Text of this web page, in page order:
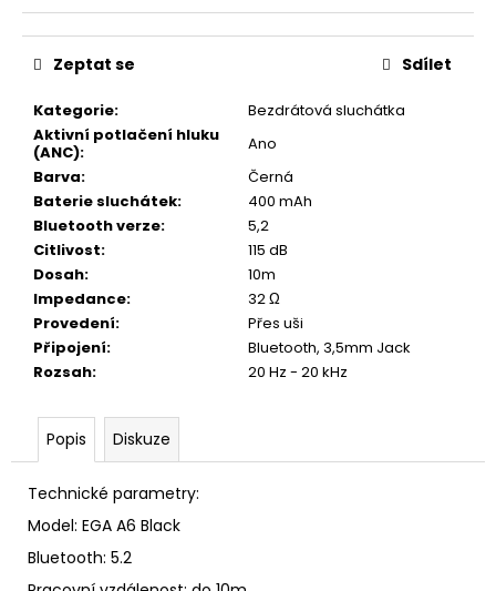
Kategorie:
Bezdrátová sluchátka
Aktivní potlačení hluku
(ANC):
Ano
Barva:
Černá
Baterie sluchátek:
400 mAh
Bluetooth verze:
5,2
Citlivost:
115 dB
Dosah:
10m
Impedance:
32 Ω
Provedení:
Přes uši
Připojení:
Bluetooth, 3,5mm Jack
Rozsah: 20 Hz - 20 kHz
Zeptat se Sdílet
Popis Diskuze
Technické parametry:
Model: EGA A6 Black
Bluetooth: 5.2
A
+
USB-
65W,
BÍLÝ